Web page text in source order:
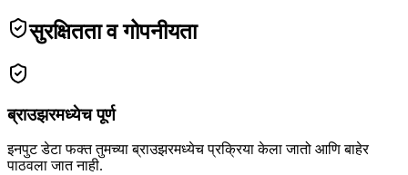
सुरक्षितता व गोपनीयता
ब्राउझरमध्येच पूर्ण
इनपुट डेटा फक्त तुमच्या ब्राउझरमध्येच प्रक्रिया केला जातो आणि बाहेर
पाठवला जात नाही.